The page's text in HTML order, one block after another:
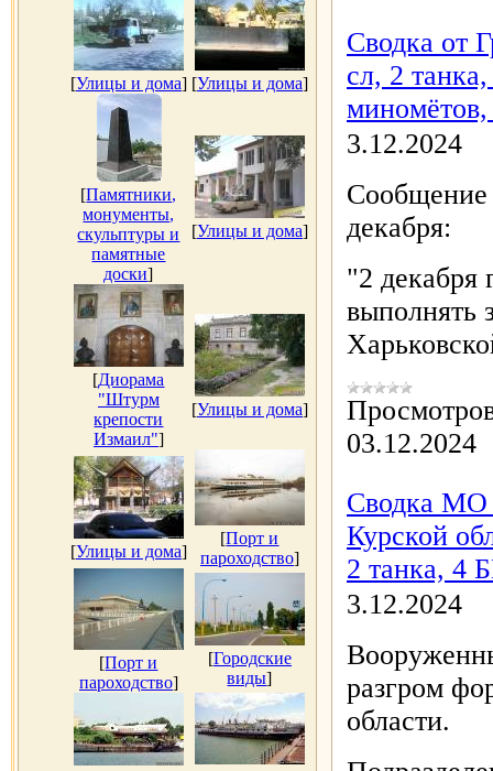
[Улицы и дома] [Улицы и дома]
[Памятники,
монументы,
скульптуры и
памятные
доски]
[Улицы и дома]
[Диорама
"Штурм
крепости
Измаил"]
[Улицы и дома]
[Улицы и дома]
[Порт и
пароходство]
[Порт и
пароходство]
[Городские
виды]
Сводка от
сл, 2
3.12.2024
Сообщение
декабря:
"2 декабря
выполнять
03.12.2024
Сводка МО
Курской
2 танка, 4
3.12.2024
разгром
области.